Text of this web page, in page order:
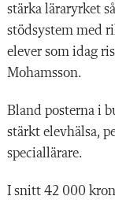
stärka läraryrket
stödsystem med
elever som idag
Mohamsson.
Bland posterna i
stärkt elevhälsa,
speciallärare.
I snitt 42 000